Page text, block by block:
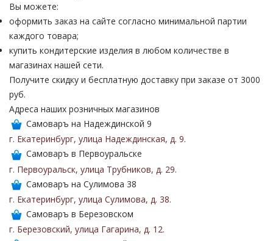
Вы можете:
оформить заказ на сайте согласно минимальной партии
каждого товара;
купить кондитерские изделия в любом количестве в
магазинах нашей сети.
Получите скидку и бесплатную доставку при заказе от 3000
руб.
Адреса наших розничных магазинов
Самоваръ на Надеждинской 9
г. Екатеринбург, улица Надеждинская, д. 9.
Самоваръ в Первоуральске
г. Первоуральск, улица Трубников, д. 29.
Самоваръ на Сулимова 38
г. Екатеринбург, улица Сулимова, д. 38.
Самоваръ в Березовском
г. Березовский, улица Гагарина, д. 12.